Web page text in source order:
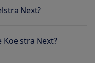
Next?
Koelstra Next?